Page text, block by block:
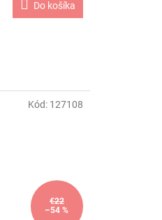
Do košíka
€22
–54 %
Kód: 127108